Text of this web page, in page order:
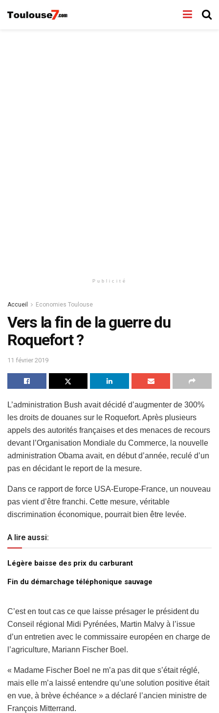
Publicité
Accueil Economies Toulouse
Vers la fin de la guerre du
Roquefort ?
11 février 2019
L’administration Bush avait décidé d’augmenter de 300%
les droits de douanes sur le Roquefort. Après plusieurs
appels des autorités françaises et des menaces de recours
devant l’Organisation Mondiale du Commerce, la nouvelle
administration Obama avait, en début d’année, reculé d’un
pas en décidant le report de la mesure.
Dans ce rapport de force USA-Europe-France, un nouveau
pas vient d’être franchi. Cette mesure, véritable
discrimination économique, pourrait bien être levée.
A lire aussi:
Légère baisse des prix du carburant
Fin du démarchage téléphonique sauvage
C’est en tout cas ce que laisse présager le président du
Conseil régional Midi Pyrénées, Martin Malvy à l’issue
d’un entretien avec le commissaire européen en charge de
l’agriculture, Mariann Fischer Boel.
« Madame Fischer Boel ne m’a pas dit que s’était réglé,
mais elle m’a laissé entendre qu’une solution positive était
en vue, à brève échéance » a déclaré l’ancien ministre de
François Mitterrand.